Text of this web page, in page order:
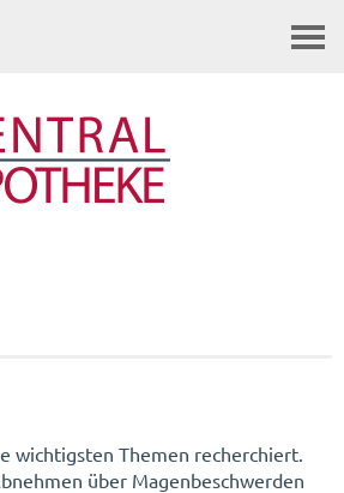
wichtigsten Themen recherchiert.
über Magenbeschwerden